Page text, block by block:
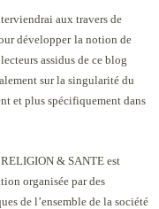
aux travers de
développer la notion de
assidus de ce blog
sur la singularité du
et plus spécifiquement dans
& SANTE est
organisée par des
de l’ensemble de la société